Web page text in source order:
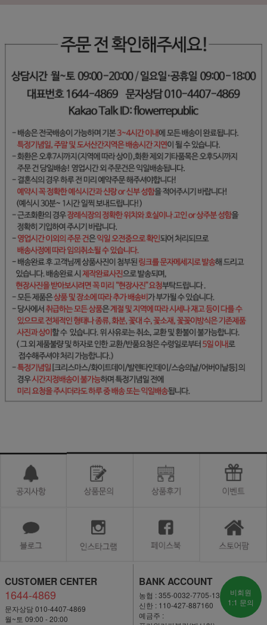
CUSTOMER CENTER
1644-4869
문자상담 010-4407-4869
월~토 09:00 - 20:00
BANK ACCOUNT
농협 : 355-0032-7705-13
신한 : 110-427-887160
예금주 :
비회원
1:1 문의